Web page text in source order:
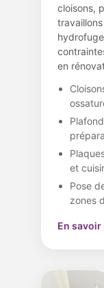
cloisons,
en
et
Pose
zones
En savoir